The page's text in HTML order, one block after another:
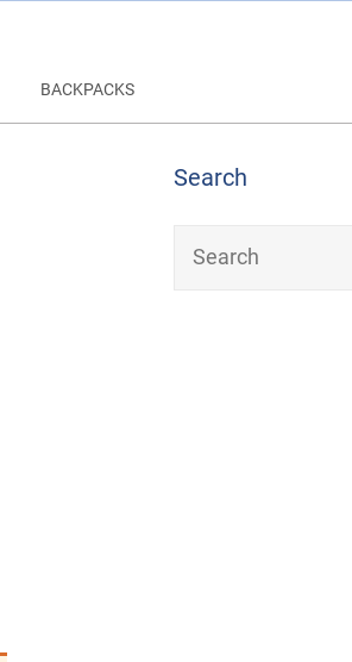
BACKPACKS
Search